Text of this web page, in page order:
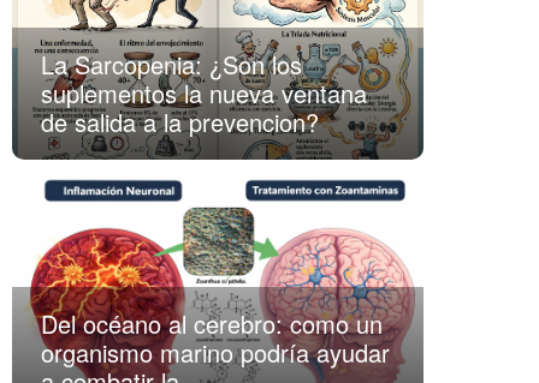
La Sarcopenia: ¿Son los
suplementos la nueva ventana
de salida a la prevencion?
Del océano al cerebro: como un
organismo marino podría ayudar